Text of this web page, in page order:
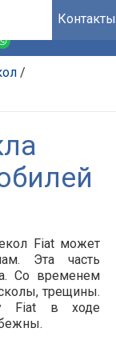
Контакты
/
Fiat может
Эта часть
Со временем
трещины.
Fiat в ходе